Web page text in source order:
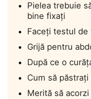
Pielea trebuie
bine fixați
Faceți testul de
Grijă pentru
După ce o
Cum să
Merită să